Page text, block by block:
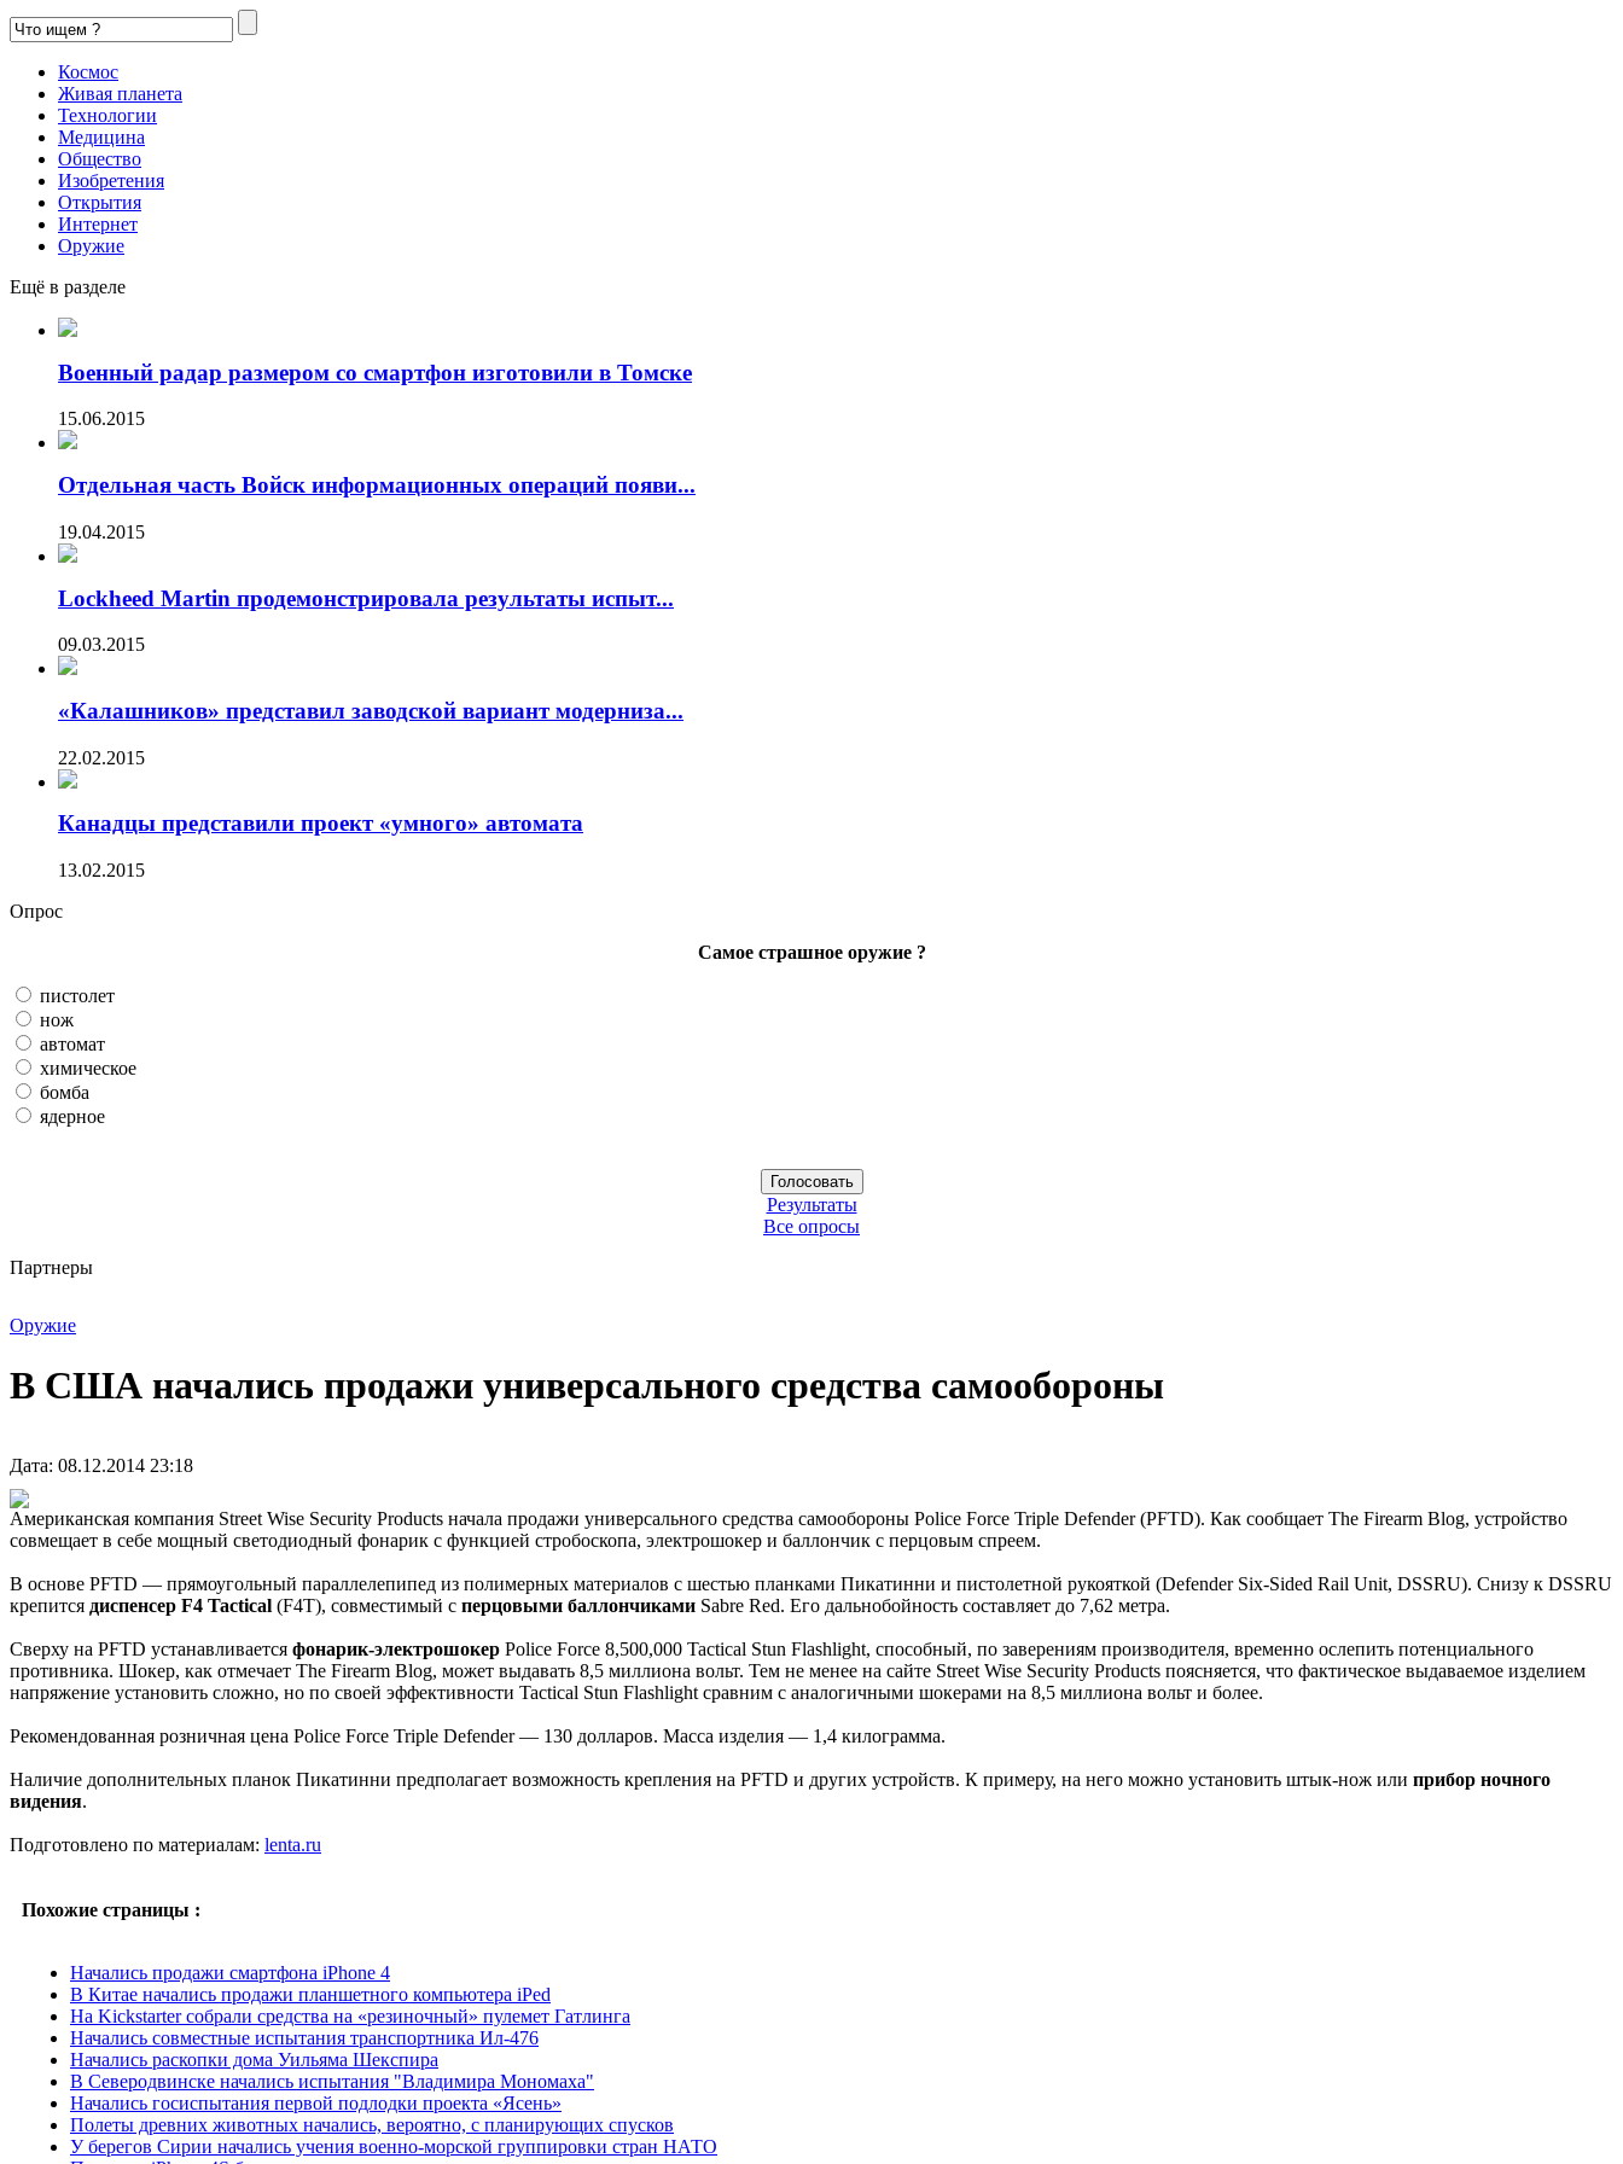
Космос
Живая планета
Технологии
Медицина
Общество
Изобретения
Открытия
Интернет
Оружие
Ещё в разделе
Военный радар размером со смартфон изготовили в Томске
15.06.2015
Отдельная часть Войск информационных операций появи...
19.04.2015
Lockheed Martin продемонстрировала результаты испыт...
09.03.2015
«Калашников» представил заводской вариант модерниза...
22.02.2015
Канадцы представили проект «умного» автомата
13.02.2015
Опрос
Самое страшное оружие ?
пистолет
нож
автомат
химическое
бомба
ядерное
Результаты
Все опросы
Партнеры
Оружие
В США начались продажи универсального средства самообороны
Дата: 08.12.2014 23:18
Американская компания Street Wise Security Products начала продажи универсального средства самообороны Police Force Triple Defender (PFTD). Как сообщает The Firearm Blog, устройство
совмещает в себе мощный светодиодный фонарик с функцией стробоскопа, электрошокер и баллончик с перцовым спреем.
В основе PFTD — прямоугольный параллелепипед из полимерных материалов с шестью планками Пикатинни и пистолетной рукояткой (Defender Six-Sided Rail Unit, DSSRU). Снизу к DSSRU
крепится диспенсер F4 Tactical (F4T), совместимый с перцовыми баллончиками Sabre Red. Его дальнобойность составляет до 7,62 метра.
Сверху на PFTD устанавливается фонарик-электрошокер Police Force 8,500,000 Tactical Stun Flashlight, способный, по заверениям производителя, временно ослепить потенциального
противника. Шокер, как отмечает The Firearm Blog, может выдавать 8,5 миллиона вольт. Тем не менее на сайте Street Wise Security Products поясняется, что фактическое выдаваемое изделием
напряжение установить сложно, но по своей эффективности Tactical Stun Flashlight сравним с аналогичными шокерами на 8,5 миллиона вольт и более.
Рекомендованная розничная цена Police Force Triple Defender — 130 долларов. Масса изделия — 1,4 килограмма.
Наличие дополнительных планок Пикатинни предполагает возможность крепления на PFTD и других устройств. К примеру, на него можно установить штык-нож или прибор ночного
видения.
Подготовлено по материалам: lenta.ru
Похожие страницы :
Начались продажи смартфона iPhone 4
В Китае начались продажи планшетного компьютера iPed
На Kickstarter собрали средства на «резиночный» пулемет Гатлинга
Начались совместные испытания транспортника Ил-476
Начались раскопки дома Уильяма Шекспира
В Северодвинске начались испытания "Владимира Мономаха"
Начались госиспытания первой подлодки проекта «Ясень»
Полеты древних животных начались, вероятно, с планирующих спусков
У берегов Сирии начались учения военно-морской группировки стран НАТО